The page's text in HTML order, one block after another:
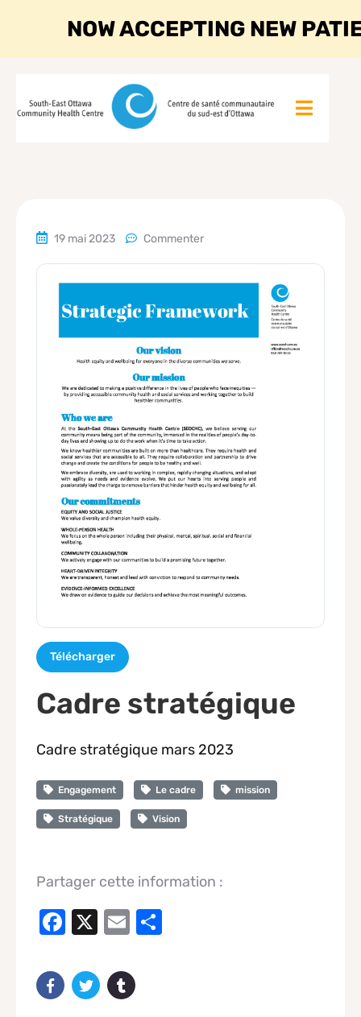
19 mai 2023 Commenter
Télécharger
Cadre stratégique
Cadre stratégique mars 2023
Engagement Le cadre mission
Stratégique Vision
Partager cette information :
Facebook
X Email
NOW ACCEPTING NEW